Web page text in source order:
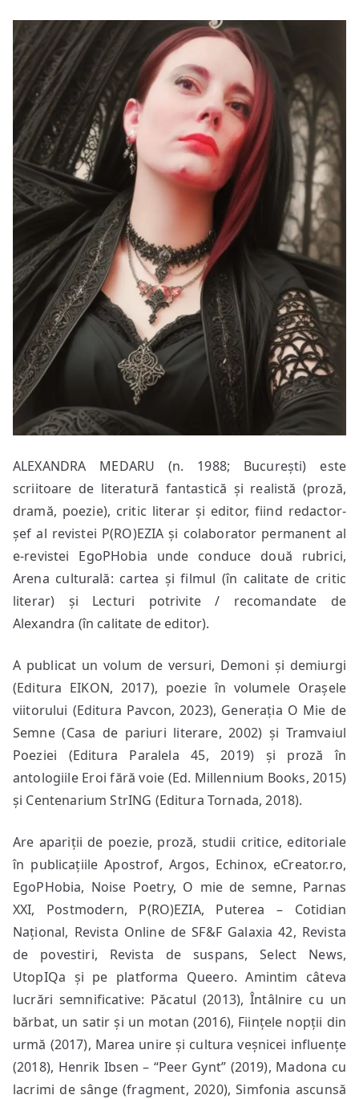
ALEXANDRA MEDARU (n. 1988; București) este
scriitoare de literatură fantastică și realistă (proză,
dramă, poezie), critic literar și editor, fiind redactor-
șef al revistei P(RO)EZIA și colaborator permanent al
e-revistei EgoPHobia unde conduce două rubrici,
Arena culturală: cartea și filmul (în calitate de critic
literar) și Lecturi potrivite / recomandate de
Alexandra (în calitate de editor).
A publicat un volum de versuri, Demoni și demiurgi
(Editura EIKON, 2017), poezie în volumele Orașele
viitorului (Editura Pavcon, 2023), Generația O Mie de
Semne (Casa de pariuri literare, 2002) și Tramvaiul
Poeziei (Editura Paralela 45, 2019) și proză în
antologiile Eroi fără voie (Ed. Millennium Books, 2015)
și Centenarium StrING (Editura Tornada, 2018).
Are apariții de poezie, proză, studii critice, editoriale
în publicațiile Apostrof, Argos, Echinox, eCreator.ro,
EgoPHobia, Noise Poetry, O mie de semne, Parnas
XXI, Postmodern, P(RO)EZIA, Puterea – Cotidian
Național, Revista Online de SF&F Galaxia 42, Revista
de povestiri, Revista de suspans, Select News,
UtopIQa și pe platforma Queero. Amintim câteva
lucrări semnificative: Păcatul (2013), Întâlnire cu un
bărbat, un satir și un motan (2016), Ființele nopții din
urmă (2017), Marea unire și cultura veșnicei influențe
(2018), Henrik Ibsen – “Peer Gynt” (2019), Madona cu
lacrimi de sânge (fragment, 2020), Simfonia ascunsă